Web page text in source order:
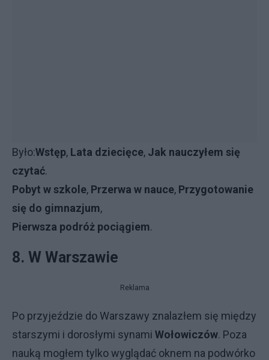
Było:Wstęp, Lata dziecięce, Jak nauczyłem się
czytać.
Pobyt w szkole, Przerwa w nauce, Przygotowanie
się do gimnazjum,
Pierwsza podróż pociągiem.
8. W Warszawie
Reklama
Po przyjeździe do Warszawy znalazłem się między
starszymi i dorosłymi synami Wołowiczów. Poza
nauką mogłem tylko wyglądać oknem na podwórko